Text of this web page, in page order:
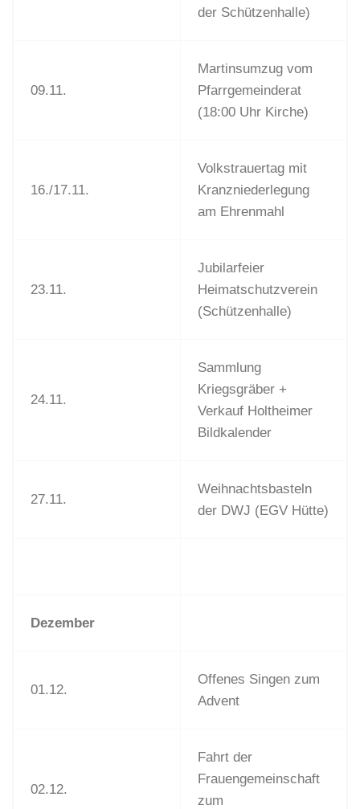
der Schützenhalle)
09.11.
Martinsumzug vom
Pfarrgemeinderat
(18:00 Uhr Kirche)
16./17.11.
Volkstrauertag mit
Kranzniederlegung
am Ehrenmahl
23.11.
Jubilarfeier
Heimatschutzverein
(Schützenhalle)
24.11.
Sammlung
Kriegsgräber +
Verkauf Holtheimer
Bildkalender
27.11.
Weihnachtsbasteln
der DWJ (EGV Hütte)
Dezember
01.12.
Offenes Singen zum
Advent
02.12.
Fahrt der
Frauengemeinschaft
zum